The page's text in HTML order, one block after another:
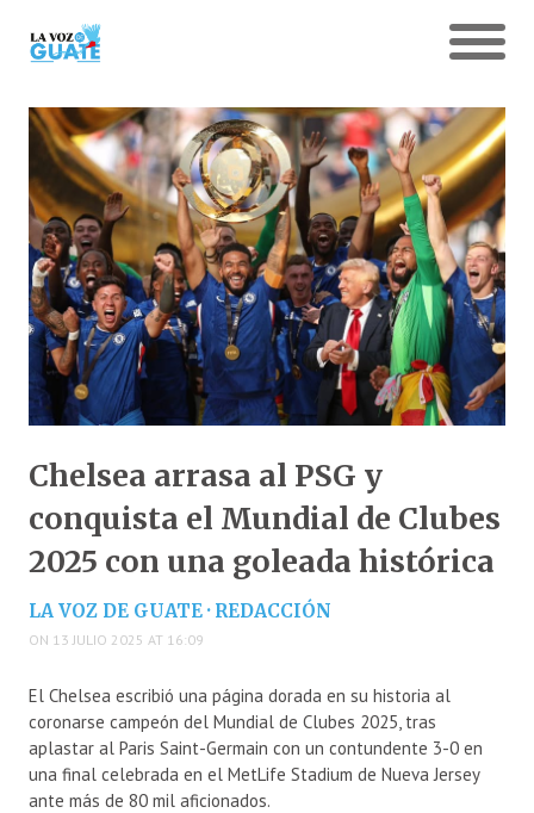
Chelsea arrasa al PSG y
conquista el Mundial de Clubes
2025 con una goleada histórica
LA VOZ DE GUATE · REDACCIÓN
ON 13 JULIO 2025 AT 16:09
El Chelsea escribió una página dorada en su historia al
coronarse campeón del Mundial de Clubes 2025, tras
aplastar al Paris Saint-Germain con un contundente 3-0 en
una final celebrada en el MetLife Stadium de Nueva Jersey
ante más de 80 mil aficionados.